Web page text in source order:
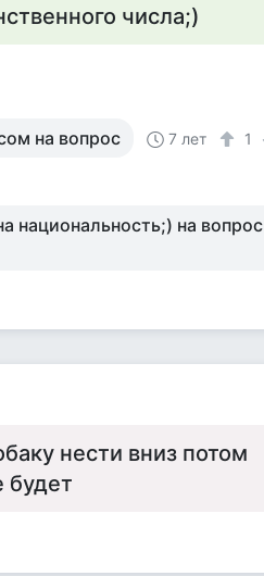
числа;)
на вопрос 7 лет 1
национальность;) на вопрос
нести вниз потом
будет